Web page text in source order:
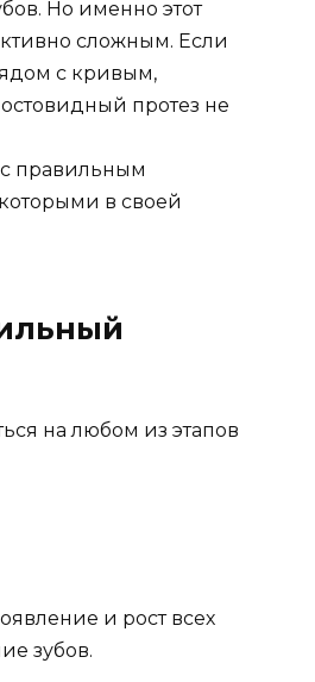
Но именно этот
сложным. Если
с кривым,
протез не
правильным
в своей
на любом из этапов
и рост всех
зубов.